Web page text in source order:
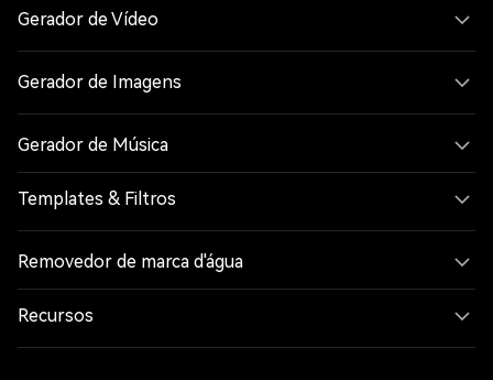
Gerador de Vídeo
Gerador de Imagens
Gerador de Música
Templates & Filtros
Removedor de marca d'água
Recursos